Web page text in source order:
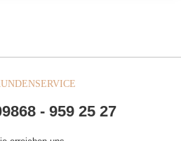
- 959 25 27